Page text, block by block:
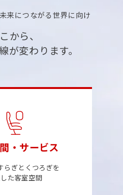
来につながる世界に向け
から、
が変わります。
・サービス
らぎとくつろぎを
た客室空間